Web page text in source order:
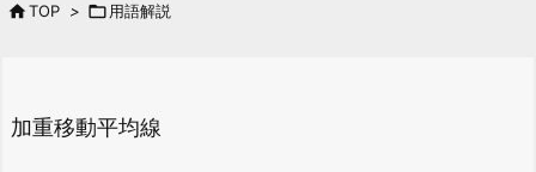
TOP > 用語解説
加重移動平均線